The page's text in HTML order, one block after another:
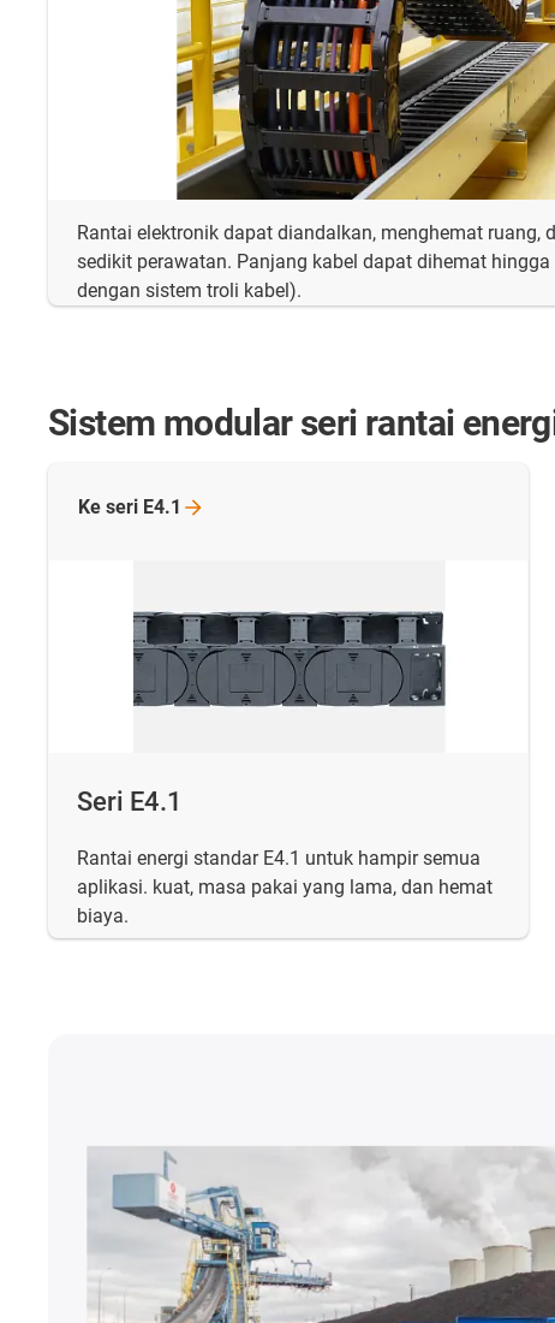
Rantai elektronik dapat diandalkan, menghemat ruang,
sedikit perawatan. Panjang kabel dapat dihemat
dengan sistem troli kabel).
Sistem modular seri rantai
Seri E4.1
Rantai energi standar E4.1 untuk hampir semua
aplikasi. kuat, masa pakai yang lama, dan hemat
biaya.
Ke seri E4.1